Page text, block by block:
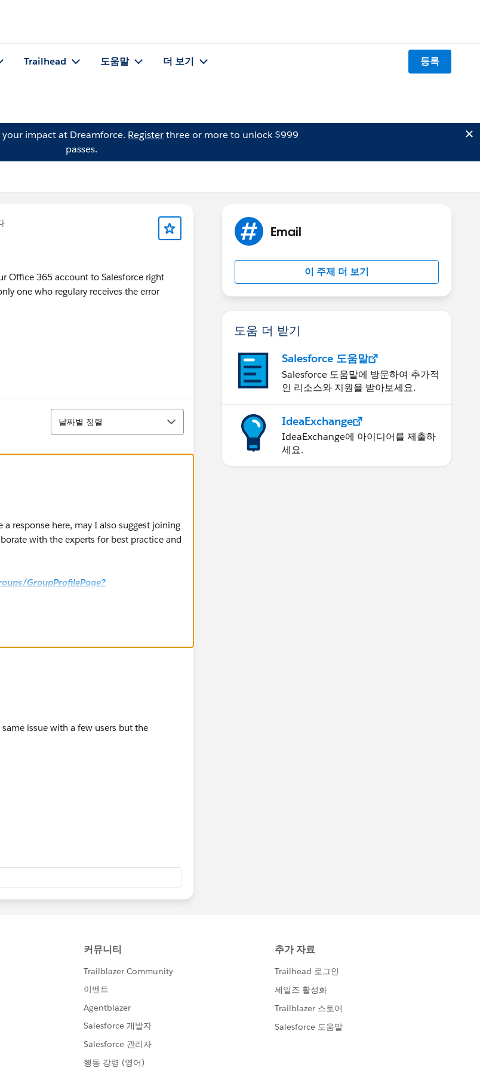
Trailhead 도움말 더 보기 등록
impact at Dreamforce. Registerthree or more to unlock $999
passes.
Office 365 account to Salesforce right
one who regulary receives the error
정렬
날짜별 정렬
response here, may I also suggest joining
with the experts for best practice and
GroupProfilePage?
issue with a few users but the
Email
이 주제 더 보기
도움 더 받기
Salesforce 도움말
Salesforce 도움말에 방문하여 추가적
인 리소스와 지원을 받아보세요.
IdeaExchange
IdeaExchange에 아이디어를 제출하
세요.